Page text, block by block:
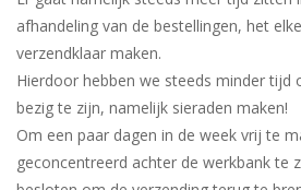
afhandeling van de bestellingen, het
verzendklaar maken.
Hierdoor hebben we steeds minder tijd
bezig te zijn, namelijk sieraden maken!
Om een paar dagen in de week vrij te
geconcentreerd achter de werkbank te